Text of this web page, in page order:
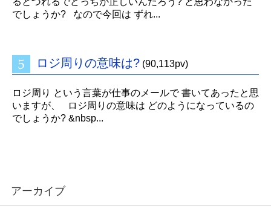
でしょうか? なので今回は ずれ...
ロジ周りの意味は? (90,113pv)
ロジ周り という言葉が仕事のメールで 書いてあったと思
いますが、 ロジ周りの意味は どのようになっているの
でしょうか? &nbsp...
アーカイブ